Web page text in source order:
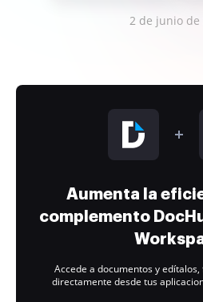
2 de junio de
Aumenta la
complemento
Accede a documentos y
directamente desde tus